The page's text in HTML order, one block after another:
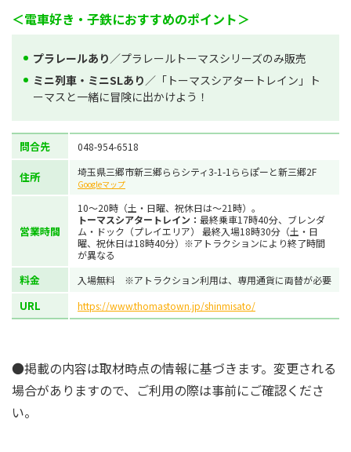
＜電車好き・子鉄におすすめのポイント＞
プラレールあり／プラレールトーマスシリーズのみ販売
ミニ列車・ミニSLあり／「トーマスシアタートレイン」ト
ーマスと一緒に冒険に出かけよう！
問合先 048-954-6518
住所 埼玉県三郷市新三郷ららシティ3-1-1ららぽーと新三郷2F
Googleマップ
営業時間
10～20時（土・日曜、祝休日は～21時）。
トーマスシアタートレイン： 最終乗車17時40分、ブレンダ
ム・ドック（プレイエリア） 最終入場18時30分（土・日
曜、祝休日は18時40分）※アトラクションにより終了時間
が異なる
料金 入場無料 ※アトラクション利用は、専用通貨に両替が必要
URL https://www.thomastown.jp/shinmisato/
●掲載の内容は取材時点の情報に基づきます。変更される
場合がありますので、ご利用の際は事前にご確認くださ
い。